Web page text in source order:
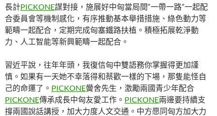
長計PICKONE謀對接，施展好中匈當局間“一帶一路”一起配
合委員會等機制感化，有序推動基本舉措措施、綠色動力等
範疇一起配合，定期完成匈塞鐵路扶植。積極拓展乾淨動
力、人工智能等新興範疇一起配合。
習近平說，往年年頭，我復信匈中雙語務你掌握得更加謹
慎。如果有一天她不幸落得和蔡歡一樣的下場，那隻能怪自
己的命運了。 PICKONE黌舍先生，激勵兩國青少年配合
PICKONE傳承成長中匈友愛工作。 PICKONE兩邊要持續支
撐兩國說話講授，加大力度人文交通。中方愿同匈方加大力